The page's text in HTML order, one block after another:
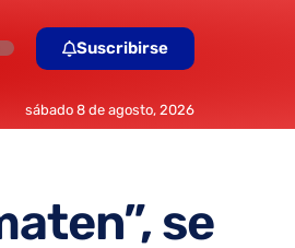
Suscribirse
sábado 8 de agosto, 2026
se